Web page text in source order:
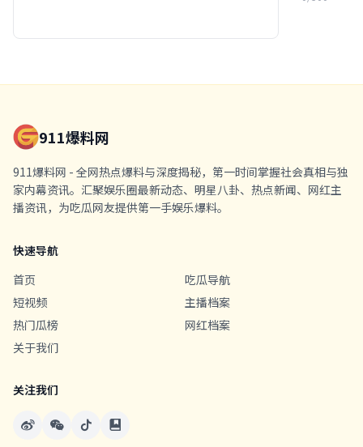
911爆料网
911爆料网 - 全网热点爆料与深度揭秘，第一时间掌握社会真相与独
家内幕资讯。汇聚娱乐圈最新动态、明星八卦、热点新闻、网红主
播资讯，为吃瓜网友提供第一手娱乐爆料。
快速导航
首页
吃瓜导航
短视频
主播档案
热门瓜榜
网红档案
关于我们
关注我们